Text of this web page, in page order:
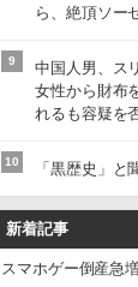
ら、絶頂ソー
9
中国人男、ス
女性から財布
れるも容疑を
10 「黒歴史」と
新着記事
スマホゲー倒産急